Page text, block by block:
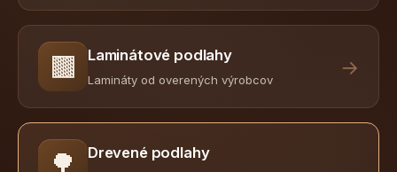
🟫 Laminátové podlahy
Lamináty od overených výrobcov
→
🌳 Drevené podlahy